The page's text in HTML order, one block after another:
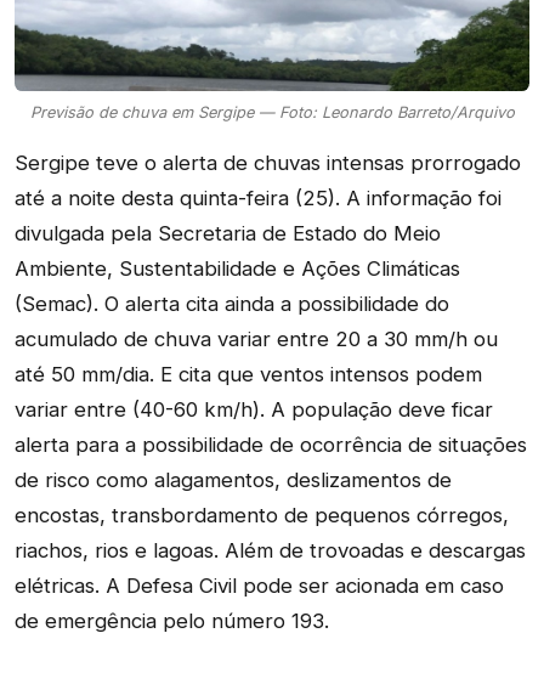
Previsão de chuva em Sergipe — Foto: Leonardo Barreto/Arquivo
Sergipe teve o alerta de chuvas intensas prorrogado
até a noite desta quinta-feira (25). A informação foi
divulgada pela Secretaria de Estado do Meio
Ambiente, Sustentabilidade e Ações Climáticas
(Semac). O alerta cita ainda a possibilidade do
acumulado de chuva variar entre 20 a 30 mm/h ou
até 50 mm/dia. E cita que ventos intensos podem
variar entre (40-60 km/h). A população deve ficar
alerta para a possibilidade de ocorrência de situações
de risco como alagamentos, deslizamentos de
encostas, transbordamento de pequenos córregos,
riachos, rios e lagoas. Além de trovoadas e descargas
elétricas. A Defesa Civil pode ser acionada em caso
de emergência pelo número 193.